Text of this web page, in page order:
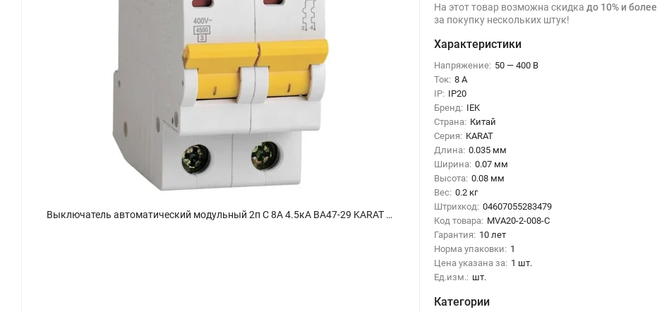
Выключатель автоматический модульный 2п C 8А 4.5кА ВА47-29 KARAT IEK MVA20-2-008-C - фото
На этот товар возможна скидкадо 10% и более
за покупку нескольких штук!
Характеристики
Напряжение: 50 — 400 В
Ток: 8 А
IP: IP20
Бренд: IEK
Страна: Китай
Серия: KARAT
Длина: 0.035 мм
Ширина: 0.07 мм
Высота: 0.08 мм
Вес: 0.2 кг
Штрихкод: 04607055283479
Код товара: MVA20-2-008-C
Гарантия: 10 лет
Норма упаковки: 1
Цена указана за: 1 шт.
Ед.изм.: шт.
Категории